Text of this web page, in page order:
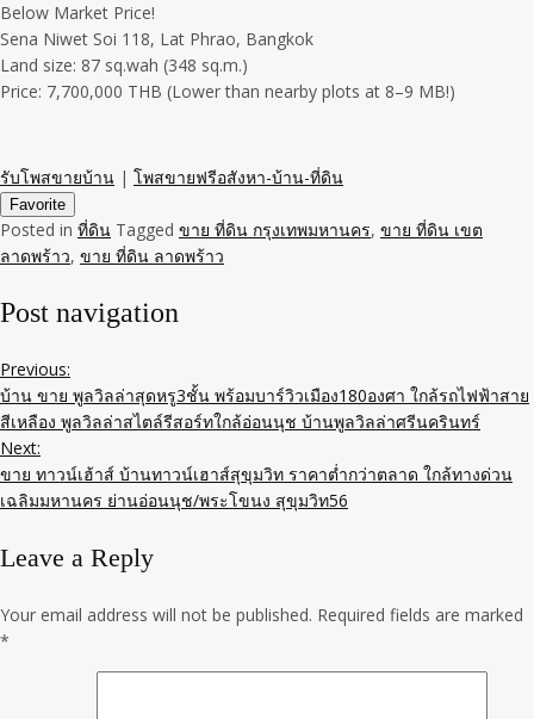
Below Market Price!
Sena Niwet Soi 118, Lat Phrao, Bangkok
Land size: 87 sq.wah (348 sq.m.)
Price: 7,700,000 THB (Lower than nearby plots at 8–9 MB!)
รับโพสขายบ้าน | โพสขายฟรีอสังหา-บ้าน-ที่ดิน
Favorite
Posted in ที่ดิน Tagged ขาย ที่ดิน กรุงเทพมหานคร, ขาย ที่ดิน เขต
ลาดพร้าว, ขาย ที่ดิน ลาดพร้าว
Post navigation
Previous:
บ้าน ขาย พูลวิลล่าสุดหรู3ชั้น พร้อมบาร์วิวเมือง180องศา ใกล้รถไฟฟ้าสาย
สีเหลือง พูลวิลล่าสไตล์รีสอร์ทใกล้อ่อนนุช บ้านพูลวิลล่าศรีนครินทร์
Next:
ขาย ทาวน์เฮ้าส์ บ้านทาวน์เฮาส์สุขุมวิท ราคาต่ำกว่าตลาด ใกล้ทางด่วน
เฉลิมมหานคร ย่านอ่อนนุช/พระโขนง สุขุมวิท56
Leave a Reply
Your email address will not be published. Required fields are marked
*